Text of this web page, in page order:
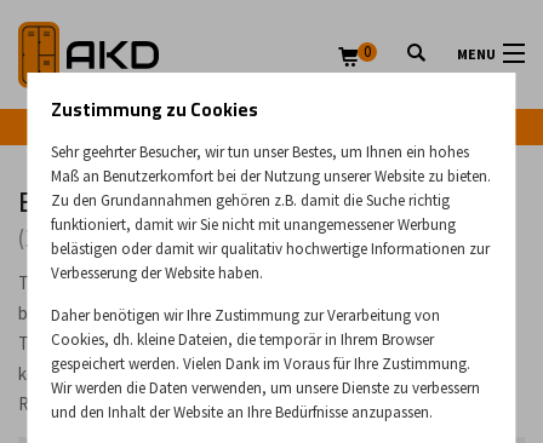
MENU
0
Bürotische
(34 Produkte)
Tische mit Metallgestell für verschiedene Arbeitsbereiche. Wir
bieten universelle Tische mit vier Metallbeinen und einer
Tischplatte an, die als Ess- oder Bürotische verwendet werden
können. Bürotische mit oder ohne Schubladen, die mit
Rollcontainern aus unserem Angebot ergänzt werden können.
Zustimmung zu Cookies
Sehr geehrter Besucher, wir tun unser Bestes, um Ihnen ein hohes
Maß an Benutzerkomfort bei der Nutzung unserer Website zu bieten.
Zu den Grundannahmen gehören z.B. damit die Suche richtig
funktioniert, damit wir Sie nicht mit unangemessener Werbung
belästigen oder damit wir qualitativ hochwertige Informationen zur
Verbesserung der Website haben.
Daher benötigen wir Ihre Zustimmung zur Verarbeitung von
Cookies, dh. kleine Dateien, die temporär in Ihrem Browser
gespeichert werden. Vielen Dank im Voraus für Ihre Zustimmung.
Wir werden die Daten verwenden, um unsere Dienste zu verbessern
und den Inhalt der Website an Ihre Bedürfnisse anzupassen.